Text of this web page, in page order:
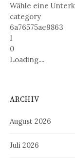
Wähle eine
category
6a76575ae9863
1
0
Loading....
ARCHIV
August 2026
Juli 2026